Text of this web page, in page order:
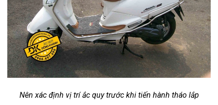
Nên xác định vị trí ắc quy trước khi tiến hành tháo lắp